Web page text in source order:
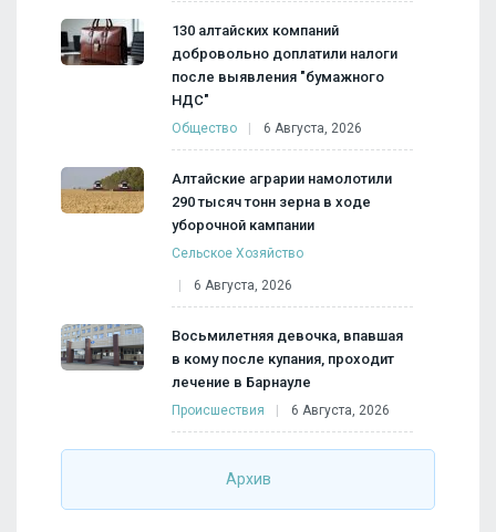
130 алтайских компаний
добровольно доплатили налоги
после выявления "бумажного
НДС"
Общество 6 Августа, 2026
Алтайские аграрии намолотили
290 тысяч тонн зерна в ходе
уборочной кампании
Сельское Хозяйство
6 Августа, 2026
Восьмилетняя девочка, впавшая
в кому после купания, проходит
лечение в Барнауле
Происшествия 6 Августа, 2026
Архив